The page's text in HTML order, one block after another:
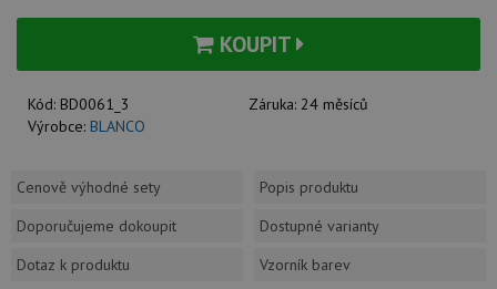
KOUPIT
Kód: BD0061_3 Záruka: 24 měsíců
Výrobce: BLANCO
Cenově výhodné sety
Popis produktu
Doporučujeme dokoupit
Dostupné varianty
Dotaz k produktu
Vzorník barev